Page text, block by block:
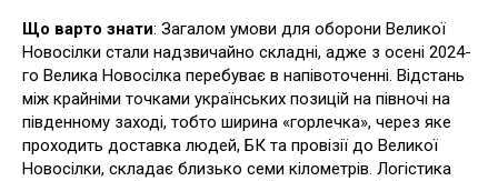
Що варто знати: Загалом умови для оборони Великої
Новосілки стали надзвичайно складні, адже з осені 2024-
го Велика Новосілка перебуває в напівоточенні. Відстань
між крайніми точками українських позицій на півночі на
південному заході, тобто ширина «горлечка», через яке
проходить доставка людей, БК та провізії до Великої
Новосілки, складає близько семи кілометрів. Логістика